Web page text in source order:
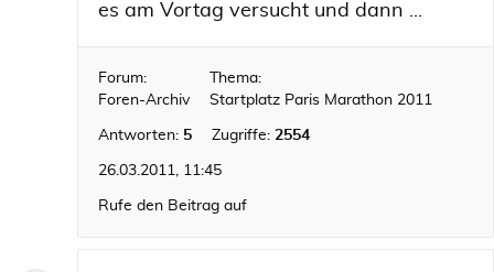
es am Vortag versucht und dann ...
Forum:
Foren-Archiv
Thema:
Startplatz Paris Marathon 2011
Antworten: 5 Zugriffe: 2554
26.03.2011, 11:45
Rufe den Beitrag auf